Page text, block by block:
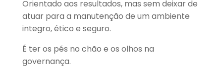
Orientado aos resultados, mas sem deixar de
atuar para a manutenção de um ambiente
integro, ético e seguro.
É ter os pés no chão e os olhos na
governança.